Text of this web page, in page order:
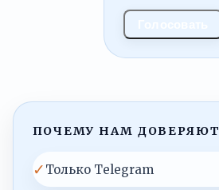
ПОЧЕМУ НАМ ДОВЕРЯЮТ
✓ Только Telegram